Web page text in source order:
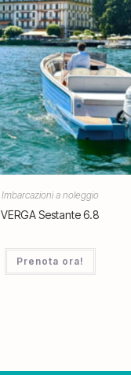
Imbarcazioni a noleggio
VERGA Sestante 6.8
Prenota ora!